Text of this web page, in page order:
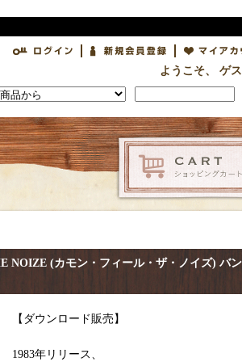
ようこそ、 ゲ
NOIZE (カモン・フィール・ザ・ノイズ) バン
【ダウンロード販売】
1983年リリース、